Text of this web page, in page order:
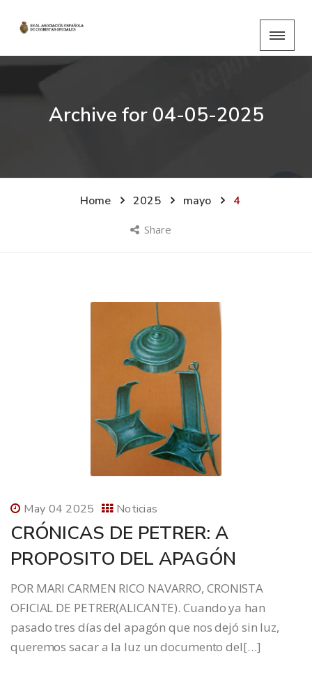
Archive for 04-05-2025
Home 2025 mayo 4
Share
May 04 2025 Noticias
CRÓNICAS DE PETRER: A
PROPOSITO DEL APAGÓN
POR MARI CARMEN RICO NAVARRO, CRONISTA
OFICIAL DE PETRER(ALICANTE). Cuando ya han
pasado tres días del apagón que nos dejó sin luz,
queremos sacar a la luz un documento del[…]